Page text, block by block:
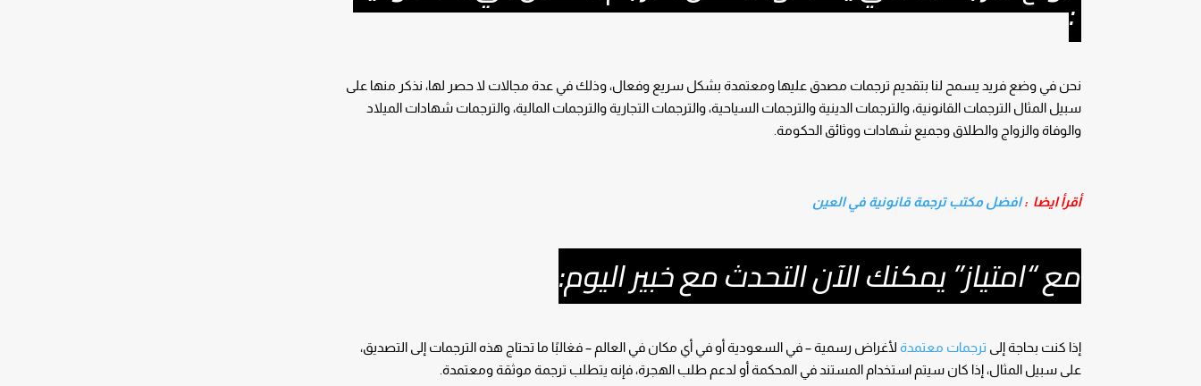
:
نحن في وضع فريد يسمح لنا بتقديم ترجمات مصدق عليها ومعتمدة بشكل سريع وفعال، وذلك في عدة مجالات لا حصر لها، نذكر منها على
سبيل المثال الترجمات القانونية، والترجمات الدينية والترجمات السياحية، والترجمات التجارية والترجمات المالية، والترجمات شهادات الميلاد
والوفاة والزواج والطلاق وجميع شهادات ووثائق الحكومة.
أقرأ ايضا : افضل مكتب ترجمة قانونية في العين
مع “امتياز” يمكنك الآن التحدث مع خبير اليوم:
إذا كنت بحاجة إلى ترجمات معتمدة لأغراض رسمية – في السعودية أو في أي مكان في العالم – فغالبًا ما تحتاج هذه الترجمات إلى التصديق،
على سبيل المثال، إذا كان سيتم استخدام المستند في المحكمة أو لدعم طلب الهجرة، فإنه يتطلب ترجمة موثقة ومعتمدة.